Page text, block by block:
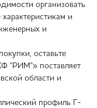
организовать
и
и
оставьте
"РИМ"» поставляет
области и
профиль Г-